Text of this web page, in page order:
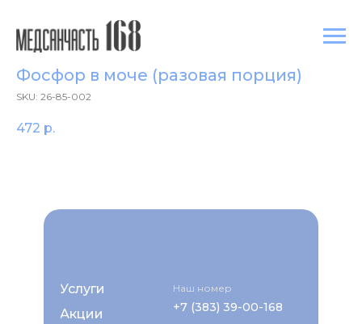
Фосфор в моче (разовая порция)
SKU: 26-85-002
472 р.
Услуги
Акции +7 (383) 39-00-168
Наш номер